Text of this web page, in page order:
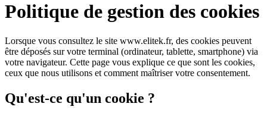
Politique de gestion des cookies
Lorsque vous consultez le site www.elitek.fr, des cookies peuvent
être déposés sur votre terminal (ordinateur, tablette, smartphone) via
votre navigateur. Cette page vous explique ce que sont les cookies,
ceux que nous utilisons et comment maîtriser votre consentement.
Qu'est-ce qu'un cookie ?